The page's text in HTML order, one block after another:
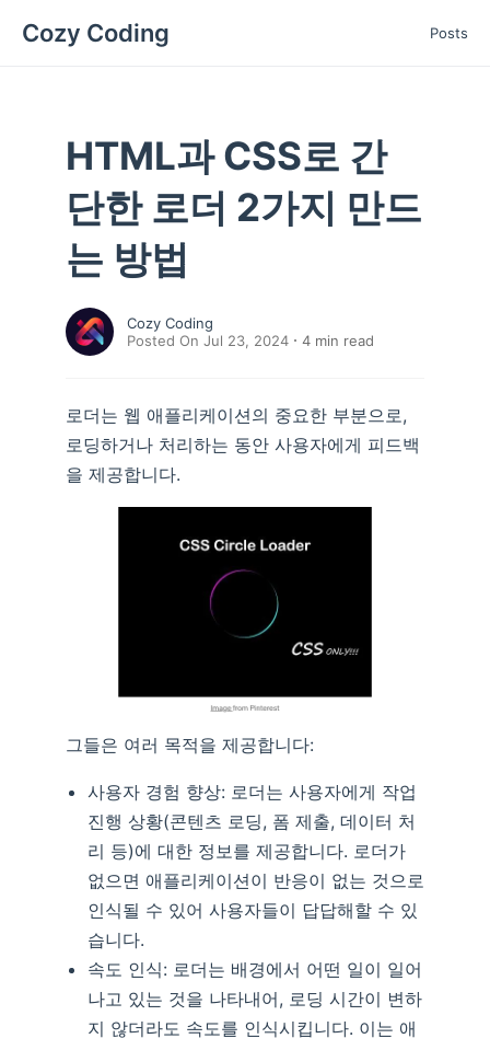
Cozy Coding Posts
HTML과 CSS로 간
단한 로더 2가지 만드
는 방법
Cozy Coding
Posted On Jul 23, 2024
4 min read
로더는 웹 애플리케이션의 중요한 부분으로,
로딩하거나 처리하는 동안 사용자에게 피드백
을 제공합니다.
그들은 여러 목적을 제공합니다:
사용자 경험 향상: 로더는 사용자에게 작업
진행 상황(콘텐츠 로딩, 폼 제출, 데이터 처
리 등)에 대한 정보를 제공합니다. 로더가
없으면 애플리케이션이 반응이 없는 것으로
인식될 수 있어 사용자들이 답답해할 수 있
습니다.
속도 인식: 로더는 배경에서 어떤 일이 일어
나고 있는 것을 나타내어, 로딩 시간이 변하
지 않더라도 속도를 인식시킵니다. 이는 애